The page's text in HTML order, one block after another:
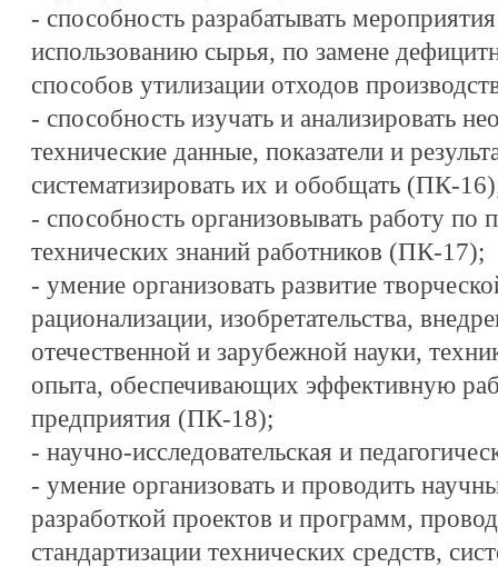
- способность разрабатывать
использованию сырья, по замене
способов утилизации отходов
- способность изучать и анализировать
технические данные, показатели и
систематизировать их и обобщать (ПК-
- способность организовывать работу
технических знаний работников (ПК-17);
- умение организовать развитие
рационализации, изобретательства,
отечественной и зарубежной науки,
опыта, обеспечивающих эффективную
предприятия (ПК-18);
- научно-исследовательская и
- умение организовать и проводить
разработкой проектов и программ,
стандартизации технических средств,